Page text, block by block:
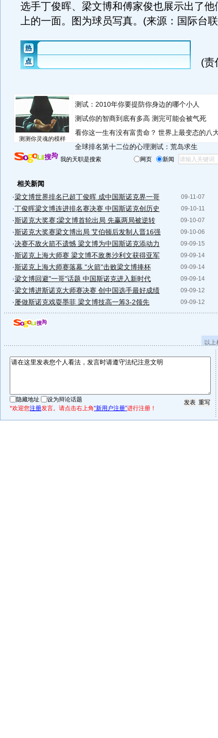
选手丁俊晖、梁文博和傅家俊也展示出了他
上的一面。图为球员写真。(来源：国际台
(责
测测你灵魂的模样
测试：2010年你要提防你身边的哪个小人
测试你的智商到底有多高 测完可能会被气死
看你这一生有没有富贵命？ 世界上最变态的八
全球排名第十二位的心理测试：荒岛求生
我的天职是搜索 网页 新闻
相关新闻
09-11-07
·梁文博世界排名已超丁俊晖 成中国斯诺克界一哥
09-10-11
·丁俊晖梁文博连进排名赛决赛 中国斯诺克创历史
09-10-07
·斯诺克大奖赛∶梁文博首轮出局 先赢两局被逆转
09-10-06
·斯诺克大奖赛梁文博出局 艾伯顿后发制人晋16强
09-09-15
·决赛不敌火箭不遗憾 梁文博为中国斯诺克添动力
09-09-14
·斯诺克上海大师赛 梁文博不敌奥沙利文获得亚军
09-09-14
·斯诺克上海大师赛落幕 "火箭"击败梁文博捧杯
09-09-14
·梁文博回避"一哥"话题 中国斯诺克进入新时代
09-09-12
·梁文博进斯诺克大师赛决赛 创中国选手最好成绩
09-09-12
· 屡做斯诺克戏耍墨菲 梁文博技高一筹3-2领先
以
隐藏地址
设为辩论话题
*欢迎您注册发言。请点击右上角“新用户注册”进行注册！